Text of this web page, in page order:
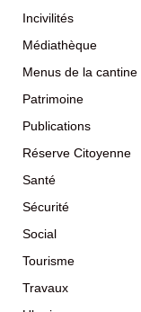
Incivilités
Médiathèque
Menus de la cantine
Patrimoine
Publications
Réserve Citoyenne
Santé
Sécurité
Social
Tourisme
Travaux